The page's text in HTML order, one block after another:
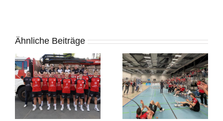
Ähnliche Beiträge